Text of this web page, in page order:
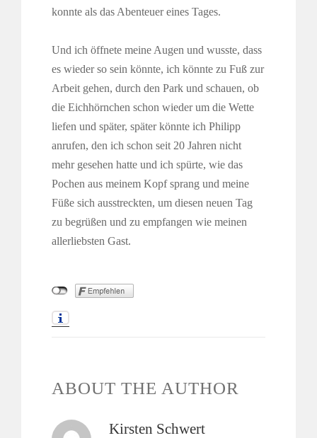
konnte als das Abenteuer eines Tages.
Und ich öffnete meine Augen und wusste, dass
es wieder so sein könnte, ich könnte zu Fuß zur
Arbeit gehen, durch den Park und schauen, ob
die Eichhörnchen schon wieder um die Wette
liefen und später, später könnte ich Philipp
anrufen, den ich schon seit 20 Jahren nicht
mehr gesehen hatte und ich spürte, wie das
Pochen aus meinem Kopf sprang und meine
Füße sich ausstreckten, um diesen neuen Tag
zu begrüßen und zu empfangen wie meinen
allerliebsten Gast.
ABOUT THE AUTHOR
Kirsten Schwert